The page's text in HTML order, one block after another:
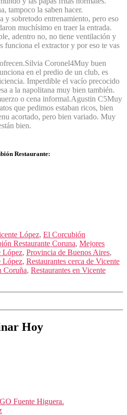
tampoco la saben hacer.
y sobretodo entrenamiento, pero eso
muchísimo en traer la entrada.
adentro no, no tiene ventilación y
funciona el extractor y por eso te vas
Silvia Coronel4Muy buen
en el predio de un club, es
Imperdible el vacío precocido
a la napolitana muy bien también.
o cena informal.Agustin C5Muy
que pedimos estaban ricos, bien
acortado, pero bien variado. Muy
bien.
Restaurante:
López, El Corcubión
Restaurante Coruna, Mejores
López, Provincia de Buenos Aires,
López, Restaurantes cerca de Vicente
Coruña, Restaurantes en Vicente
Hoy
Fuente Higuera.